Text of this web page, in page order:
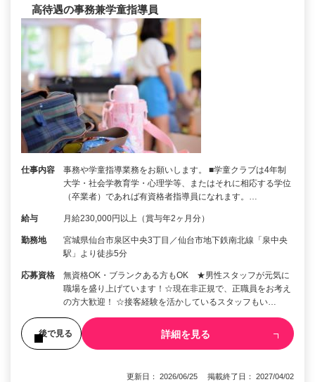
高待遇の事務兼学童指導員
仕事内容
事務や学童指導業務をお願いします。 ■学童クラブは4年制
大学・社会学教育学・心理学等、またはそれに相応する学位
（卒業者）であれば有資格者指導員になれます。…
給与 月給230,000円以上（賞与年2ヶ月分）
勤務地
宮城県仙台市泉区中央3丁目／仙台市地下鉄南北線「泉中央
駅」より徒歩5分
応募資格
無資格OK・ブランクある方もOK ★男性スタッフが元気に
職場を盛り上げています！☆現在非正規で、正職員をお考え
の方大歓迎！ ☆接客経験を活かしているスタッフもい…
後で見る 詳細を見る
更新日： 2026/06/25 掲載終了日： 2027/04/02